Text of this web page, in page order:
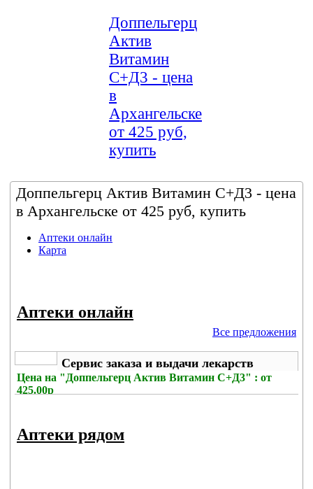
Доппельгерц
Актив
Витамин
С+Д3 - цена
в
Архангельске
от 425 руб,
купить
Доппельгерц Актив Витамин С+Д3 - цена
в Архангельске от 425 руб, купить
Аптеки онлайн
Карта
Аптеки онлайн
Все предложения
Сервис заказа и выдачи лекарств
Цена на "Доппельгерц Актив Витамин С+Д3" : от
425.00р
Аптеки рядом